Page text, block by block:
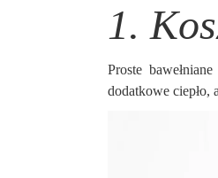
1.
Proste
dodatkowe ciepło,